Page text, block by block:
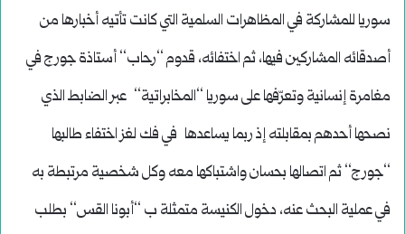
سوريا للمشاركة في المظاهرات السلمية التي كانت تأتيه أخبارها من
أصدقائه المشاركين فيها، ثم اختفائه، قدوم ‘‘رحاب‘‘ أستاذة جورج في
مغامرة إنسانية وتعرّفها على سوريا ‘‘المخابراتية‘‘ عبر الضابط الذي
نصحها أحدهم بمقابلته إذ ربما يساعدها في فك لغز اختفاء طالبها
‘‘جورج‘‘ ثم اتصالها بحسان واشتباكها معه وكل شخصية مرتبطة به
في عملية البحث عنه، دخول الكنيسة متمثلة ب ‘‘أبونا القس‘‘ بطلب